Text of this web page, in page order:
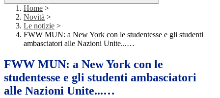
Home >
Novità >
Le notizie >
FWW MUN: a New York con le studentesse e gli studenti
ambasciatori alle Nazioni Unite...…
FWW MUN: a New York con le
studentesse e gli studenti ambasciatori
alle Nazioni Unite...…